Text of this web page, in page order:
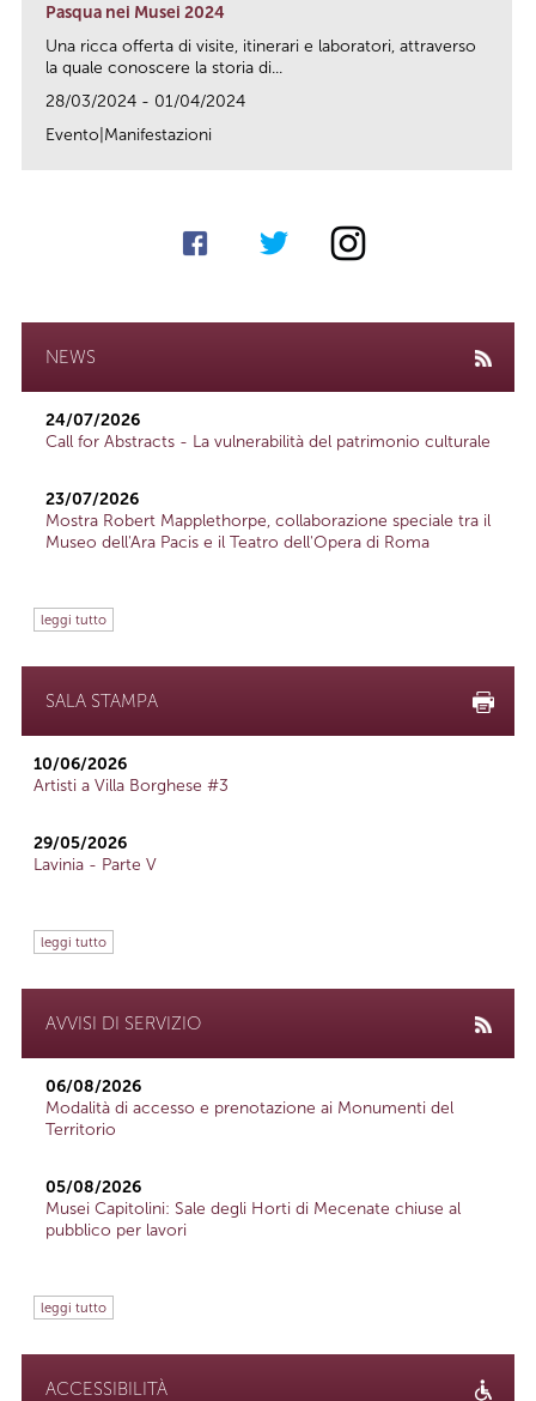
Pasqua nei Musei 2024
Una ricca offerta di visite, itinerari e laboratori, attraverso
la quale conoscere la storia di...
28/03/2024 - 01/04/2024
Evento|Manifestazioni
NEWS
24/07/2026
Call for Abstracts - La vulnerabilità del patrimonio culturale
23/07/2026
Mostra Robert Mapplethorpe, collaborazione speciale tra il
Museo dell'Ara Pacis e il Teatro dell'Opera di Roma
leggi tutto
SALA STAMPA
10/06/2026
Artisti a Villa Borghese #3
29/05/2026
Lavinia - Parte V
leggi tutto
AVVISI DI SERVIZIO
06/08/2026
Modalità di accesso e prenotazione ai Monumenti del
Territorio
05/08/2026
Musei Capitolini: Sale degli Horti di Mecenate chiuse al
pubblico per lavori
leggi tutto
ACCESSIBILITÀ